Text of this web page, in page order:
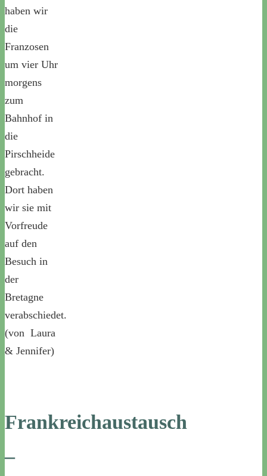
haben wir
die
Franzosen
um vier Uhr
morgens
zum
Bahnhof in
die
Pirschheide
gebracht.
Dort haben
wir sie mit
Vorfreude
auf den
Besuch in
der
Bretagne
verabschiedet.
(von Laura
& Jennifer)
Frankreichaustausch
–